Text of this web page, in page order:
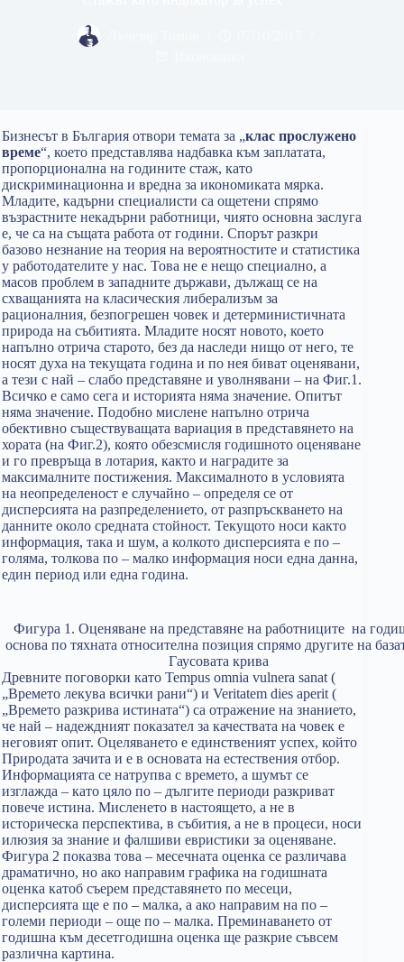
Бизнесът в България отвори темата за „клас прослужено
време“, което представлява надбавка към заплатата,
пропорционална на годините стаж, като
дискриминационна и вредна за икономиката мярка.
Младите, кадърни специалисти са ощетени спрямо
възрастните некадърни работници, чиято основна заслуга
е, че са на същата работа от години. Спорът разкри
базово незнание на теория на вероятностите и статистика
у работодателите у нас. Това не е нещо специално, а
масов проблем в западните държави, дължащ се на
схващанията на класическия либерализъм за
рационалния, безпогрешен човек и детерминистичната
природа на събитията. Младите носят новото, което
напълно отрича старото, без да наследи нищо от него, те
носят духа на текущата година и по нея биват оценявани,
а тези с най – слабо представяне и уволнявани – на Фиг.1.
Всичко е само сега и историята няма значение. Опитът
няма значение. Подобно мислене напълно отрича
обективно съществуващата вариация в представянето на
хората (на Фиг.2), която обезсмисля годишното оценяване
и го превръща в лотария, както и наградите за
максималните постижения. Максималното в условията
на неопределеност е случайно – определя се от
дисперсията на разпределението, от разпръскването на
данните около средната стойност. Текущото носи както
информация, така и шум, а колкото дисперсията е по –
голяма, толкова по – малко информация носи една данна,
един период или една година.
Фигура 1. Оценяване на представяне на работниците на
основа по тяхната относителна позиция спрямо другите на
Гаусовата крива
Древните поговорки като Tempus omnia vulnera sanat (
„Времето лекува всички рани“) и Veritatem dies aperit (
„Времето разкрива истината“) са отражение на знанието,
че най – надеждният показател за качествата на човек е
неговият опит. Оцеляването е единственият успех, който
Природата зачита и е в основата на естествения отбор.
Информацията се натрупва с времето, а шумът се
изглажда – като цяло по – дългите периоди разкриват
повече истина. Мисленето в настоящето, а не в
историческа перспектива, в събития, а не в процеси, носи
илюзия за знание и фалшиви евристики за оценяване.
Фигура 2 показва това – месечната оценка се различава
драматично, но ако направим графика на годишната
оценка катоб съерем представянето по месеци,
дисперсията ще е по – малка, а ако направим на по –
големи периоди – още по – малка. Преминаването от
годишна към десетгодишна оценка ще разкрие съвсем
различна картина.